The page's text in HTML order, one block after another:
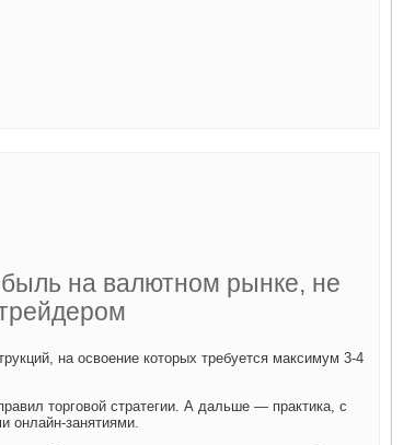
на валютном рынке, не
на освоение которых требуется максимум 3-4
торговой стратегии. А дальше — практика, с
онлайн-занятиями.